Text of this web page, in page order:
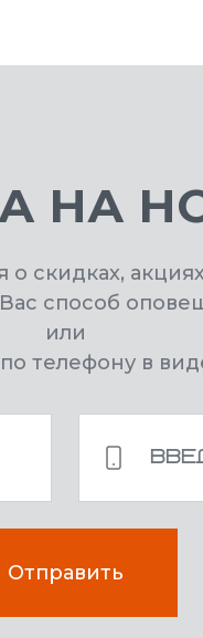
НА
скидках,
способ
или
телефону в
Отправить